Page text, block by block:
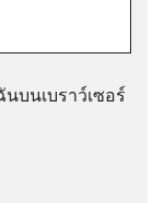
บนเบราว์เซอร์